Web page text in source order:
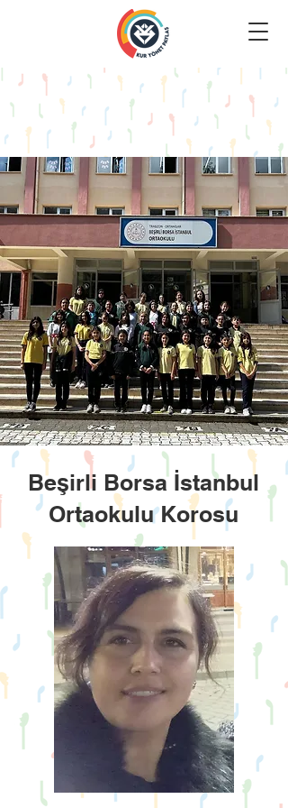
Beşirli Borsa İstanbul
Ortaokulu Korosu